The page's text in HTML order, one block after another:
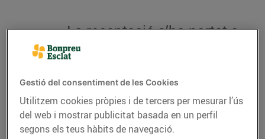
La recaptació s’ha portat a
terme a través de
l’Arrodoniment Solidari als
establiments del Grup Bon
Preu i s’han realitzat 703
donacions.
L’import va destinat a
Gestió del consentiment de les Cookies
Utilitzem cookies pròpies i de tercers per mesurar l’ús
del web i mostrar publicitat basada en un perfil
segons els teus hàbits de navegació.